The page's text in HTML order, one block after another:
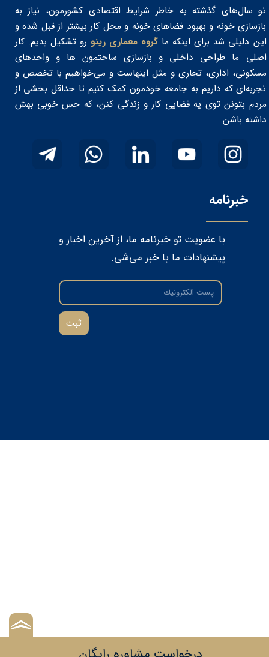
تو سال‌های گذشته به خاطر شرایط اقتصادی کشورمون، نیاز به
بازسازی خونه و بهبود فضاهای خونه و محل کار بیشتر از قبل شده و
این دلیلی شد برای اینکه ما گروه معماری رینو رو تشکیل بدیم. کار
اصلی ما طراحی داخلی و بازسازی ساختمون‌ ها و واحدهای
مسکونی، اداری، تجاری و مثل اینهاست و می‌خواهیم با تخصص و
تجربه‌ای که داریم به جامعه خودمون کمک کنیم تا حداقل بخشی از
مردم بتونن توی یه فضایی کار و زندگی کنن، که حس خوبی بهش
داشته باشن. ​​​​​​​
خبرنامه
با عضویت تو خبرنامه ما، از آخرین اخبار و
پیشنهادات ما با خبر می‌شی.
ثبت